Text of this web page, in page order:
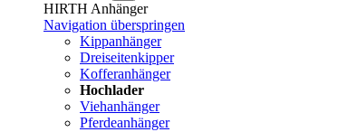
HIRTH Anhänger
Navigation überspringen
Kippanhänger
Dreiseitenkipper
Kofferanhänger
Hochlader
Viehanhänger
Pferdeanhänger